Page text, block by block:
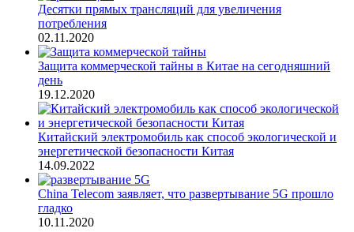
Десятки прямых трансляций для увеличения
потребления
02.11.2020
Защита коммерческой тайны в Китае на сегодняшний
день
19.12.2020
Китайский электромобиль как способ экологической и
энергетической безопасности Китая
14.09.2022
China Telecom заявляет, что развертывание 5G прошло
гладко
10.11.2020